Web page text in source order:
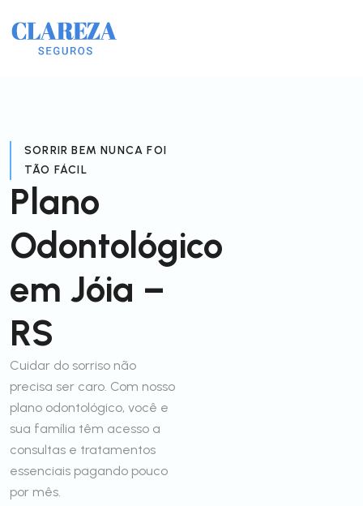
SORRIR BEM NUNCA FOI
TÃO FÁCIL
Plano
Odontológico
em Jóia –
RS
Cuidar do sorriso não
precisa ser caro. Com nosso
plano odontológico, você e
sua família têm acesso a
consultas e tratamentos
essenciais pagando pouco
por mês.